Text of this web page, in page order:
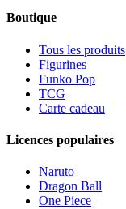
Boutique
Tous les produits
Figurines
Funko Pop
TCG
Carte cadeau
Licences populaires
Naruto
Dragon Ball
One Piece